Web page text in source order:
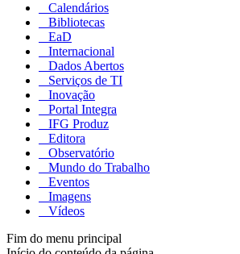
Calendários
Bibliotecas
EaD
Internacional
Dados Abertos
Serviços de TI
Inovação
Portal Integra
IFG Produz
Editora
Observatório
Mundo do Trabalho
Eventos
Imagens
Vídeos
Fim do menu principal